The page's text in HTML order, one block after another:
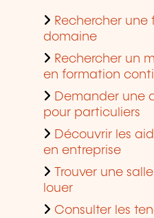
Rechercher
domaine
Rechercher un
en formation
Demander une
pour particuliers
Découvrir les
en entreprise
Trouver une
louer
Consulter les